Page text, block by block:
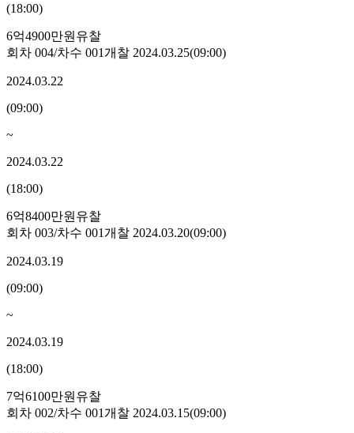
(18:00)
6억4900만원 유찰
회차 004/차수 001개찰 2024.03.25(09:00)
2024.03.22
(09:00)
~
2024.03.22
(18:00)
6억8400만원 유찰
회차 003/차수 001개찰 2024.03.20(09:00)
2024.03.19
(09:00)
~
2024.03.19
(18:00)
7억6100만원 유찰
회차 002/차수 001개찰 2024.03.15(09:00)